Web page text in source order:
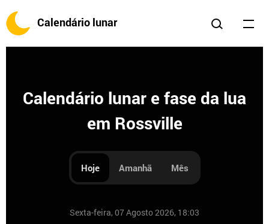
Calendário lunar
Calendário lunar e fase da lua
em Rossville
Hoje Amanhã Mês
Sexta-feira, 07 Agosto 2026, 18:03